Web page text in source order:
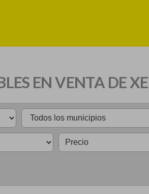
EN VENTA DE
Precio